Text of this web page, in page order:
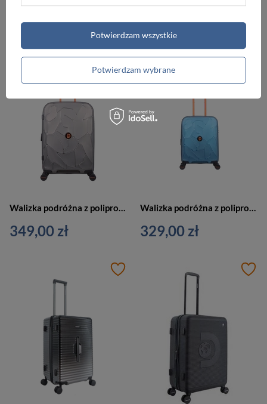
349,00 zł 329,00 zł
Potwierdzam wybrane
Potwierdzam wszystkie